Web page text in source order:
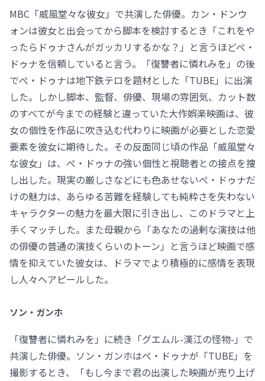
MBC「威風堂々な彼女」で共演した俳優。カン・ドンウ
ォンは彼女と出会ってから脚本を検討するとき「これをや
ったらドゥナさんがガッカリするかな？」と言うほどぺ・
ドゥナを信頼していると言う。「復讐者に憐れみを」の後
でぺ・ドゥナは地下鉄テロを題材とした「TUBE」に出演
した。しかし脚本、監督、俳優、現場の雰囲気、カット数
のすべてが今までの経験と違っていた大作娯楽映画は、彼
女の個性を作品に吹き込む代わりに映画が必要とした恋愛
要素を彼女に期待した。その反面同じ頃の作品「威風堂々
な彼女」は、ぺ・ドゥナの強い個性と視聴者との接点を捜
し出した。現実の厳しさなどにも色あせないぺ・ドゥナだ
けの魅力は、あらゆる苦難を経験しても純粋さを失わない
キャラクターの魅力を最大限に引き出し、このドラマと上
手くマッチした。また母親から「あなたの過剰な演技は他
の俳優の普通の演技くらいのトーン」と言うほど映画で感
情を抑えていた彼女は、ドラマでより積極的に感情を表現
し人々へアピールした。
ソン・ガンホ
「復讐者に憐れみを」に続き「グエムル-漢江の怪物-」で
共演した俳優。ソン・ガンホはぺ・ドゥナが「TUBE」を
撮影するとき、「もし今まで君の出演した映画が売り上げ